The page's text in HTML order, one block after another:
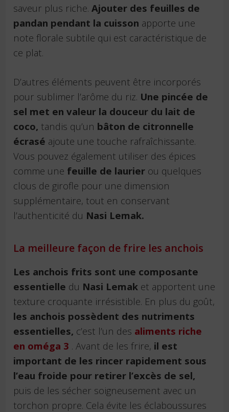
saveur plus riche.Ajouter des feuilles de
pandan pendant la cuisson apporte une
note florale subtile qui est caractéristique de
ce plat.
D’autres éléments peuvent être incorporés
pour sublimer l’arôme du riz. Une pincée de
sel met en valeur la douceur du lait de
coco, tandis qu’un bâton de citronnelle
écrasé ajoute une touche rafraîchissante.
Vous pouvez également utiliser des épices
comme une feuille de laurier ou quelques
clous de girofle pour une dimension
supplémentaire, tout en conservant
l’authenticité du Nasi Lemak.
La meilleure façon de frire les anchois
Les anchois frits sont une composante
essentielle du Nasi Lemak et apportent une
texture croquante irrésistible. En plus du goût,
les anchois possèdent des nutriments
essentielles, c’est l’un des aliments riche
en oméga 3 . Avant de les frire, il est
important de les rincer rapidement sous
l’eau froide pour retirer l’excès de sel,
puis de les sécher soigneusement avec un
torchon propre. Cela évite les éclaboussures